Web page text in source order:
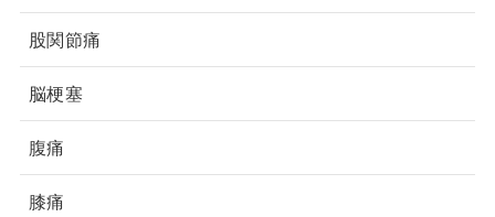
股関節痛
脳梗塞
腹痛
膝痛